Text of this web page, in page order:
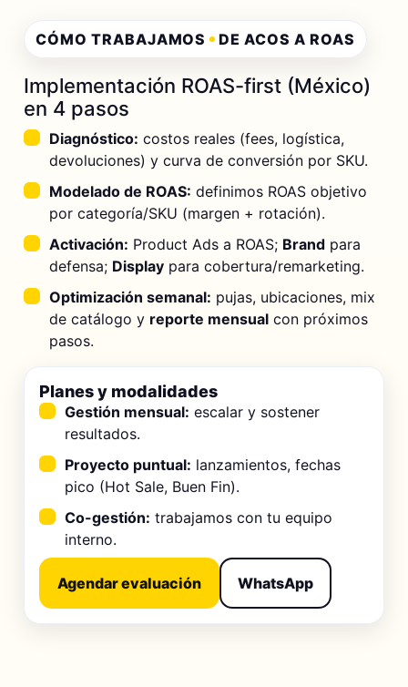
CÓMO TRABAJAMOS DE ACOS A ROAS
Implementación ROAS-first (México)
en 4 pasos
Diagnóstico: costos reales (fees, logística,
devoluciones) y curva de conversión por SKU.
Modelado de ROAS: definimos ROAS objetivo
por categoría/SKU (margen + rotación).
Activación: Product Ads a ROAS; Brand para
defensa; Display para cobertura/remarketing.
Optimización semanal: pujas, ubicaciones, mix
de catálogo y reporte mensual con próximos
pasos.
Planes y modalidades
Gestión mensual: escalar y sostener
resultados.
Proyecto puntual: lanzamientos, fechas
pico (Hot Sale, Buen Fin).
Co-gestión: trabajamos con tu equipo
interno.
Agendar evaluación WhatsApp